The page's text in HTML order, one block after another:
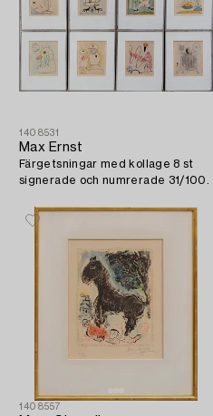
1408531
Max Ernst
Färgetsningar med kollage 8 st
signerade och numrerade 31/100.
1408557